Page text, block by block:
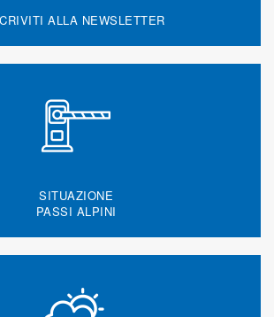
ALLA NEWSLETTER
SITUAZIONE
PASSI ALPINI